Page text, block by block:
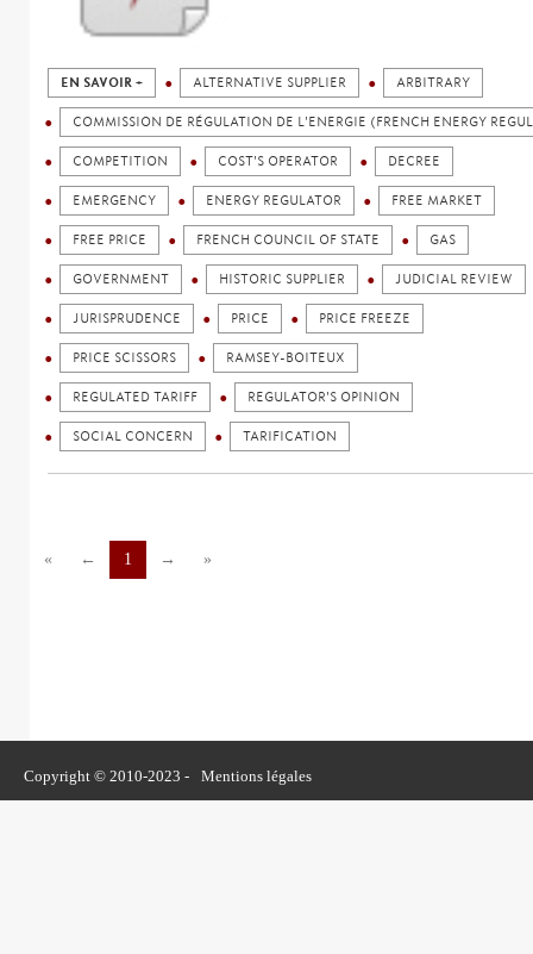
EN SAVOIR + ALTERNATIVE SUPPLIER ARBITRARY
COMMISSION DE RÉGULATION DE L'ENERGIE (FRENCH ENERGY
COMPETITION COST'S OPERATOR DECREE
EMERGENCY ENERGY REGULATOR FREE MARKET
FREE PRICE FRENCH COUNCIL OF STATE GAS
GOVERNMENT HISTORIC SUPPLIER JUDICIAL REVIEW
JURISPRUDENCE PRICE PRICE FREEZE
PRICE SCISSORS RAMSEY-BOITEUX
REGULATED TARIFF REGULATOR'S OPINION
SOCIAL CONCERN TARIFICATION
« ← 1 → »
Copyright © 2010-2023 - Mentions légales